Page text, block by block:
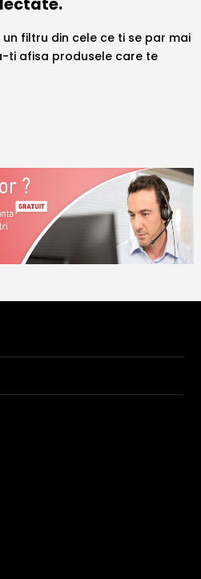
filtru din cele ce ti se par mai
ti afisa produsele care te